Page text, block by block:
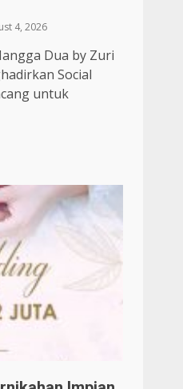
4, 2026
Dua by Zuri
Social
untuk